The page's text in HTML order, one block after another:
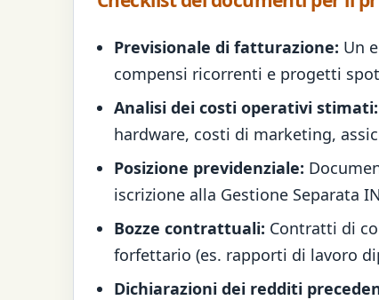
Previsionale di fatturazione: Un
compensi ricorrenti e progetti
Analisi dei costi operativi stimati:
hardware, costi di marketing,
Posizione previdenziale:
iscrizione alla Gestione Separata
Bozze contrattuali: Contratti di
forfettario (es. rapporti di lavoro
Dichiarazioni dei redditi